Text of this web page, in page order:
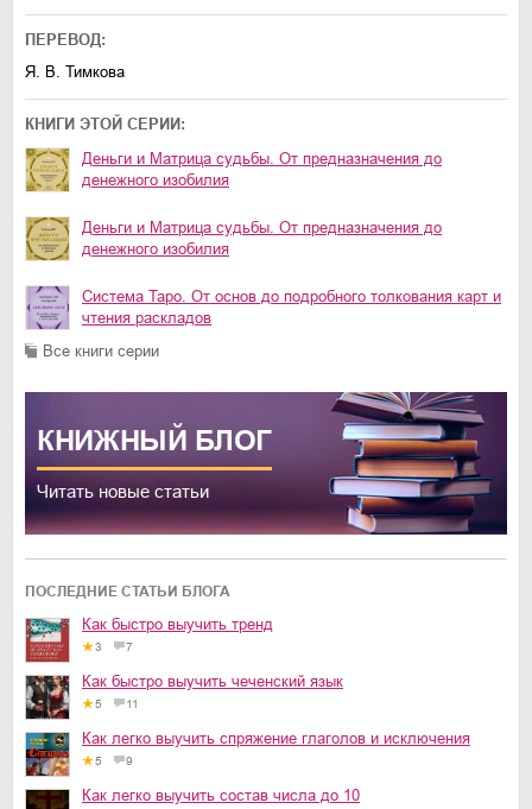
ПЕРЕВОД:
Я. В. Тимкова
КНИГИ ЭТОЙ СЕРИИ:
Деньги и Матрица судьбы. От предназначения до
денежного изобилия
Деньги и Матрица судьбы. От предназначения до
денежного изобилия
Система Таро. От основ до подробного толкования карт и
чтения раскладов
Все книги серии
КНИЖНЫЙ БЛОГ
Читать новые статьи
ПОСЛЕДНИЕ СТАТЬИ БЛОГА
Как быстро выучить тренд
3 7
Как быстро выучить чеченский язык
5 11
Как легко выучить спряжение глаголов и исключения
5 9
Как легко выучить состав числа до 10